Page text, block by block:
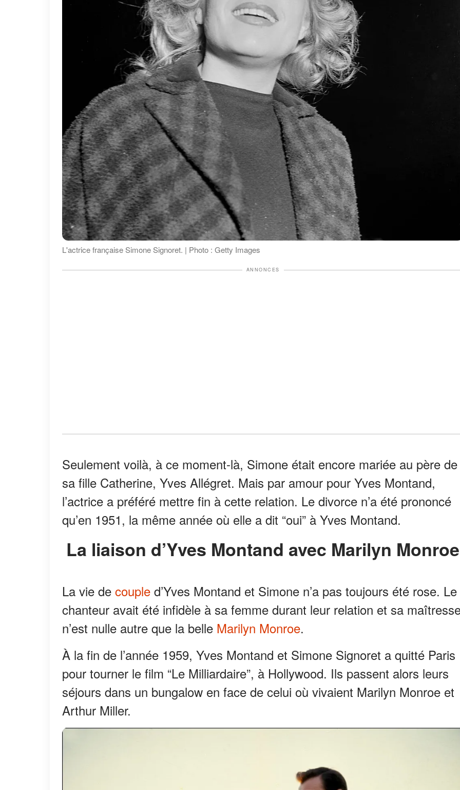
L'actrice française Simone Signoret. | Photo : Getty Images
ANNONCES
Seulement voilà, à ce moment-là, Simone était encore mariée au père de
sa fille Catherine, Yves Allégret. Mais par amour pour Yves Montand,
l’actrice a préféré mettre fin à cette relation. Le divorce n’a été prononcé
qu’en 1951, la même année où elle a dit “oui” à Yves Montand.
La liaison d’Yves Montand avec Marilyn Monroe
La vie de couple d’Yves Montand et Simone n’a pas toujours été rose. Le
chanteur avait été infidèle à sa femme durant leur relation et sa
n’est nulle autre que la belle Marilyn Monroe.
À la fin de l’année 1959, Yves Montand et Simone Signoret a quitté Paris
pour tourner le film “Le Milliardaire”, à Hollywood. Ils passent alors leurs
séjours dans un bungalow en face de celui où vivaient Marilyn Monroe et
Arthur Miller.